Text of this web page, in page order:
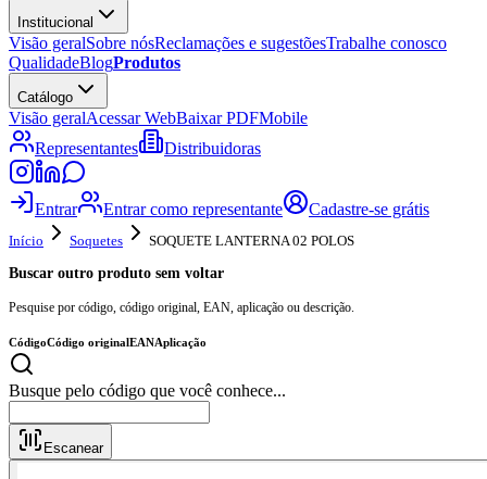
Institucional
Visão geralSobre nósReclamações e sugestõesTrabalhe conosco
QualidadeBlogProdutos
Catálogo
Visão geralAcessar WebBaixar PDFMobile
Representantes
Distribuidoras
Entrar Entrar como representante Cadastre-se grátis
Início Soquetes
SOQUETE LANTERNA 02 POLOS
Buscar outro produto sem voltar
Pesquise por código, código original, EAN, aplicação ou descrição.
CódigoCódigo originalEANAplicação
Busque pelo código que você c
Escanear